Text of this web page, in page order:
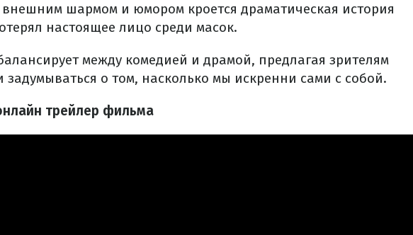
внешним шармом и юмором кроется драматическая история
настоящее лицо среди масок.
между комедией и драмой, предлагая зрителям
задумываться о том, насколько мы искренни сами с собой.
трейлер фильма